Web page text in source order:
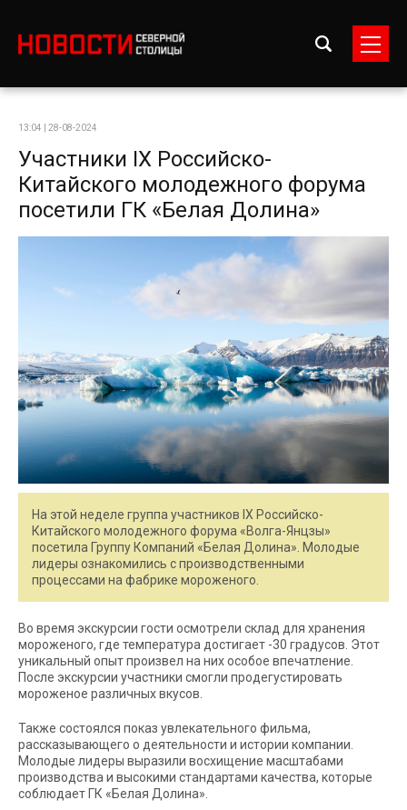
13:04 | 28-08-2024
Участники IX Российско-
Китайского молодежного форума
посетили ГК «Белая Долина»
На этой неделе группа участников IX Российско-
Китайского молодежного форума «Волга-Янцзы»
посетила Группу Компаний «Белая Долина». Молодые
лидеры ознакомились с производственными
процессами на фабрике мороженого.
Во время экскурсии гости осмотрели склад для хранения
мороженого, где температура достигает -30 градусов. Этот
уникальный опыт произвел на них особое впечатление.
После экскурсии участники смогли продегустировать
мороженое различных вкусов.
Также состоялся показ увлекательного фильма,
рассказывающего о деятельности и истории компании.
Молодые лидеры выразили восхищение масштабами
производства и высокими стандартами качества, которые
соблюдает ГК «Белая Долина».